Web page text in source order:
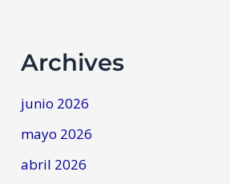
Archives
junio 2026
mayo 2026
abril 2026